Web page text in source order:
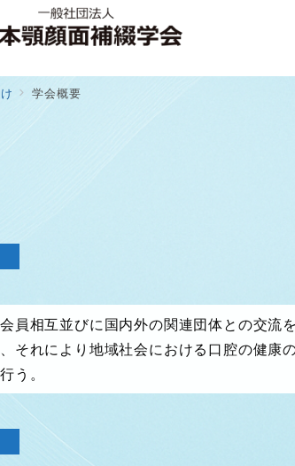
学会概要
員相互並びに国内外の関連団体との交流
それにより地域社会における口腔の健康
う。